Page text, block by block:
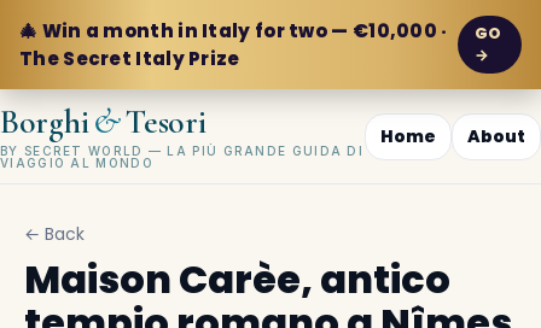
🎄 Win a month in Italy for two — €10,000 ·
The Secret Italy Prize
GO
→
Borghi&Tesori
BY SECRET WORLD — LA PIÙ GRANDE GUIDA DI
VIAGGIO AL MONDO
Home About
← Back
Maison Carèe, antico